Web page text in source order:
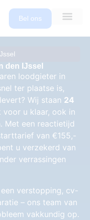
Bel ons
den IJssel
loodgieter in
ter plaatse is,
Wij staan 24
voor u klaar, ook in
Met een reactietijd
van €155,-
u verzekerd van
verrassingen
verstopping, cv-
– ons team van
vakkundig op.